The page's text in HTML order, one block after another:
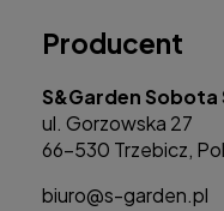
Producent
S&Garden Sobota
ul. Gorzowska 27
66-530 Trzebicz,
biuro@s-garden.pl